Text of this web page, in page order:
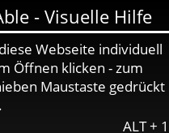
nach Ihrem Anliegen suchen.